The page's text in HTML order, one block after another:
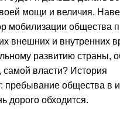
мощи и величия.
мобилизации общества
внешних и внутренних
развитию страны,
власти? История
пребывание общества в
дорого обходится.